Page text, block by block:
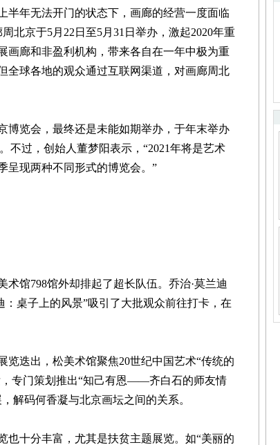
年无法开门的状态下，画廊的经营一度面临
北京于5月22日至5月31日举办，激起2020年重
画廊和非盈利机构，带来各自在一年中极为重
全球各地的观众通过互联网渠道，对画廊周北
览会，最终还是未能如期举办，于年末举办
不过，创始人董梦阳表示，“2021年将是艺术
呈现两种不同形式的博览会。”
馆798馆外却排起了超长队伍。乔治·莫兰迪
：桌子上的风景”吸引了大批观众前往打卡，在
迭出，松美术馆聚焦20世纪中国艺术“传统的
，专门策划推出“知己有恩——齐白石的师友情
解码何香凝与北京画坛之间的关系。
十分丰富，尤其是扶贫主题展览。如“美丽的